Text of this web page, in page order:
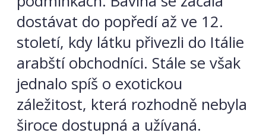
dostávat do popředí až ve 12.
století, kdy látku přivezli do Itálie
arabští obchodníci. Stále se však
jednalo spíš o exotickou
záležitost, která rozhodně nebyla
široce dostupná a užívaná.